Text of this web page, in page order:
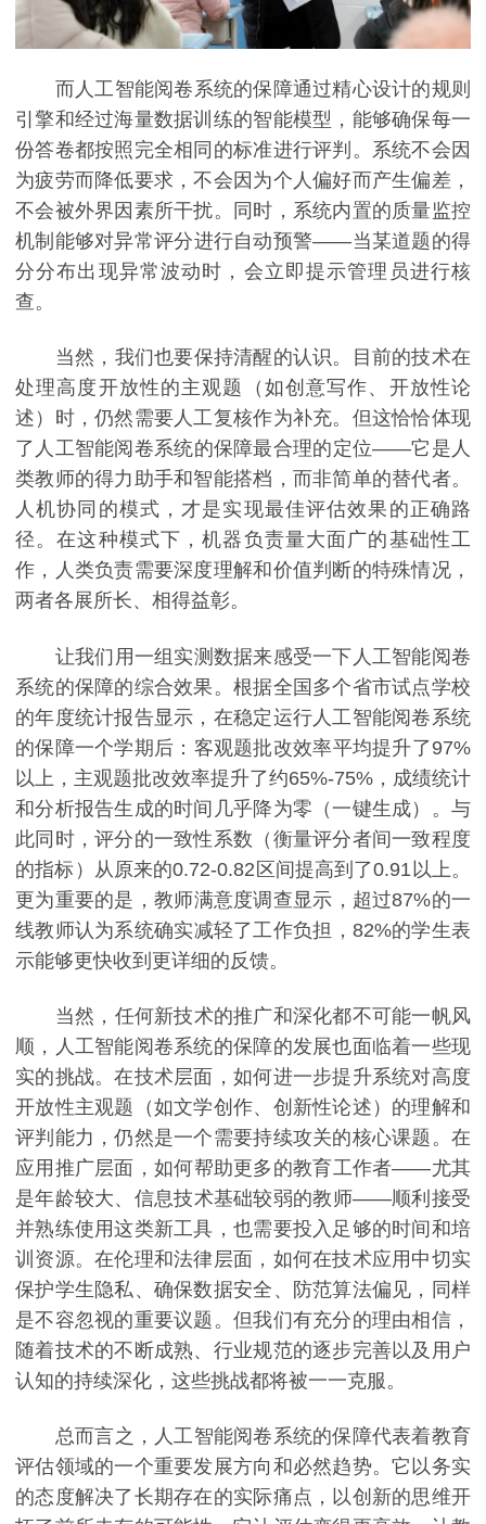
而人工智能阅卷系统的保障通过精心设计的规则
引擎和经过海量数据训练的智能模型，能够确保每一
份答卷都按照完全相同的标准进行评判。系统不会因
为疲劳而降低要求，不会因为个人偏好而产生偏差，
不会被外界因素所干扰。同时，系统内置的质量监控
机制能够对异常评分进行自动预警——当某道题的得
分分布出现异常波动时，会立即提示管理员进行核
查。
当然，我们也要保持清醒的认识。目前的技术在
处理高度开放性的主观题（如创意写作、开放性论
述）时，仍然需要人工复核作为补充。但这恰恰体现
了人工智能阅卷系统的保障最合理的定位——它是人
类教师的得力助手和智能搭档，而非简单的替代者。
人机协同的模式，才是实现最佳评估效果的正确路
径。在这种模式下，机器负责量大面广的基础性工
作，人类负责需要深度理解和价值判断的特殊情况，
两者各展所长、相得益彰。
让我们用一组实测数据来感受一下人工智能阅卷
系统的保障的综合效果。根据全国多个省市试点学校
的年度统计报告显示，在稳定运行人工智能阅卷系统
的保障一个学期后：客观题批改效率平均提升了97%
以上，主观题批改效率提升了约65%-75%，成绩统计
和分析报告生成的时间几乎降为零（一键生成）。与
此同时，评分的一致性系数（衡量评分者间一致程度
的指标）从原来的0.72-0.82区间提高到了0.91以上。
更为重要的是，教师满意度调查显示，超过87%的一
线教师认为系统确实减轻了工作负担，82%的学生表
示能够更快收到更详细的反馈。
当然，任何新技术的推广和深化都不可能一帆风
顺，人工智能阅卷系统的保障的发展也面临着一些现
实的挑战。在技术层面，如何进一步提升系统对高度
开放性主观题（如文学创作、创新性论述）的理解和
评判能力，仍然是一个需要持续攻关的核心课题。在
应用推广层面，如何帮助更多的教育工作者——尤其
是年龄较大、信息技术基础较弱的教师——顺利接受
并熟练使用这类新工具，也需要投入足够的时间和培
训资源。在伦理和法律层面，如何在技术应用中切实
保护学生隐私、确保数据安全、防范算法偏见，同样
是不容忽视的重要议题。但我们有充分的理由相信，
随着技术的不断成熟、行业规范的逐步完善以及用户
认知的持续深化，这些挑战都将被一一克服。
总而言之，人工智能阅卷系统的保障代表着教育
评估领域的一个重要发展方向和必然趋势。它以务实
的态度解决了长期存在的实际痛点，以创新的思维开